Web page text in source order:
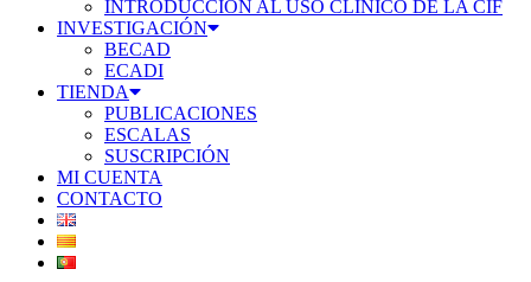
INTRODUCCIÓN AL USO CLÍNICO DE LA CIF
INVESTIGACIÓN
BECAD
ECADI
TIENDA
PUBLICACIONES
ESCALAS
SUSCRIPCIÓN
MI CUENTA
CONTACTO